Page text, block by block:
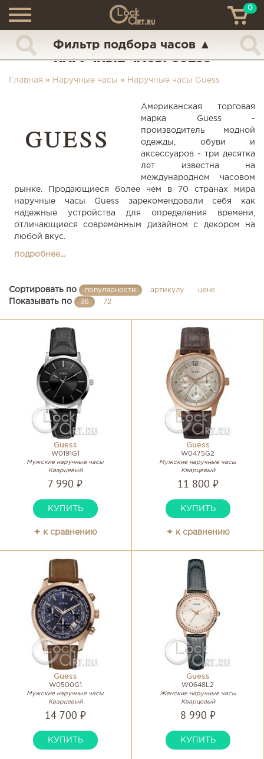
+7 (925) 517-68-49
ТН
0
Фильтр подбора часов ▲
НАРУЧНЫЕ ЧАСЫ GUESS
Главная » Наручные часы » Наручные часы Guess
Американская торговая
марка Guess -
производитель модной
одежды, обуви и
аксессуаров - три десятка
лет известна на
международном часовом
рынке. Продающиеся более чем в 70 странах мира
наручные часы Guess зарекомендовали себя как
надежные устройства для определения времени,
отличающиеся современным дизайном с декором на
любой вкус.
подробнее...
Сортировать по популярности артикулу цене
Показывать по 36 72
Guess
W0191G1
Мужские наручные часы
Кварцевый
7 990 ₽
КУПИТЬ
✦ к сравнению
Guess
W0475G2
Мужские наручные часы
Кварцевый
11 800 ₽
КУПИТЬ
✦ к сравнению
Guess
W0500G1
Мужские наручные часы
Кварцевый
14 700 ₽
КУПИТЬ
Guess
W0648L2
Женские наручные часы
Кварцевый
8 990 ₽
КУПИТЬ